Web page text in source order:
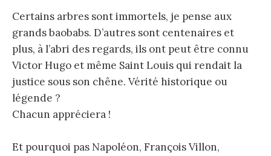
Certains arbres sont immortels, je pense aux
grands baobabs. D’autres sont centenaires et
plus, à l’abri des regards, ils ont peut être connu
Victor Hugo et même Saint Louis qui rendait la
justice sous son chêne. Vérité historique ou
légende ?
Chacun appréciera !
Et pourquoi pas Napoléon, François Villon,